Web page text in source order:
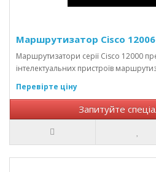
Маршрутизатор Cisco
Маршрутизатори серії Cisco 12000
інтелектуальних пристроїв
Перевірте ціну
Запитуйте